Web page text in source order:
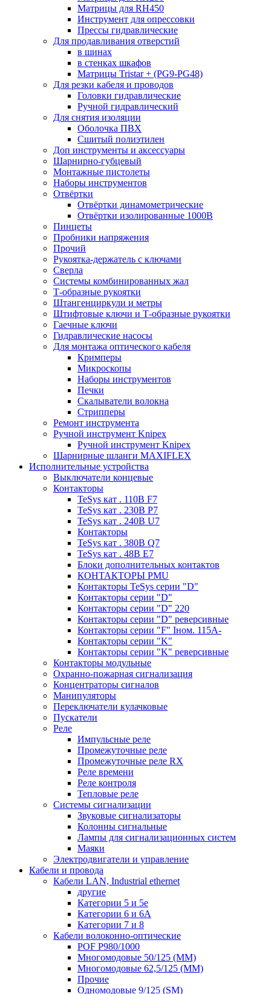
Матрицы для RH450
Инструмент для опрессовки
Прессы гидравлические
Для продавливания отверстий
в шинах
в стенках шкафов
Матрицы Tristar + (PG9-PG48)
Для резки кабеля и проводов
Головки гидравлические
Ручной гидравлический
Для снятия изоляции
Оболочка ПВХ
Сшитый полиэтилен
Доп инструменты и аксессуары
Шарнирно-губцевый
Монтажные пистолеты
Наборы инструментов
Отвёртки
Отвёртки динамометрические
Отвёртки изолированные 1000В
Пинцеты
Пробники напряжения
Прочий
Рукоятка-держатель с ключами
Сверла
Системы комбинированных жал
Т-образные рукоятки
Штангенциркули и метры
Штифтовые ключи и Т-образные рукоятки
Гаечные ключи
Гидравлические насосы
Для монтажа оптического кабеля
Кримперы
Микроскопы
Наборы инструментов
Печки
Скалыватели волокна
Стрипперы
Ремонт инструмента
Ручной инструмент Knipex
Ручной инструмент Knipex
Шарнирные шланги MAXIFLEX
Исполнительные устройства
Выключатели концевые
Контакторы
TeSys кат . 110В F7
TeSys кат . 230В P7
TeSys кат . 240В U7
Контакторы
TeSys кат . 380В Q7
TeSys кат . 48В E7
Блоки дополнительных контактов
КОНТАКТОРЫ PMU
Контакторы TeSys серии "D"
Контакторы серии "D"
Контакторы серии "D" 220
Контакторы серии "D" реверсивные
Контакторы серии "F" Iном. 115А-
Контакторы серии "K"
Контакторы серии "K" реверсивные
Контакторы модульные
Охранно-пожарная сигнализация
Концентраторы сигналов
Манипуляторы
Переключатели кулачковые
Пускатели
Реле
Импульсные реле
Промежуточные реле
Промежуточные реле RX
Реле времени
Реле контроля
Тепловые реле
Системы сигнализации
Звуковые сигнализаторы
Колонны сигнальные
Лампы для сигнализационных систем
Маяки
Электродвигатели и управление
Кабели и провода
Кабели LAN, Industrial ethernet
другие
Категории 5 и 5е
Категории 6 и 6A
Категории 7 и 8
Кабели волоконно-оптические
POF P980/1000
Многомодовые 50/125 (ММ)
Многомодовые 62,5/125 (ММ)
Прочие
Одномодовые 9/125 (SM)